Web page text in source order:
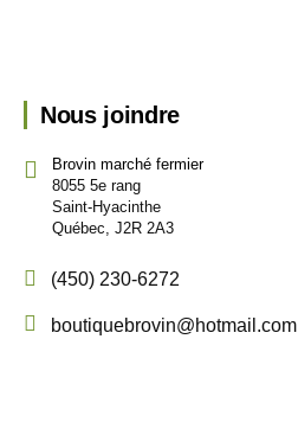
Nous joindre
Brovin marché fermier
8055 5e rang
Saint-Hyacinthe
Québec, J2R 2A3
(450) 230-6272
boutiquebrovin@hotmail.com